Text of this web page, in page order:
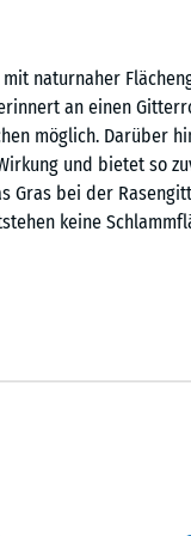
naturnaher
an einen
möglich. Darüber
und bietet so
Gras bei der
keine
die zusätzlich
elastisch und